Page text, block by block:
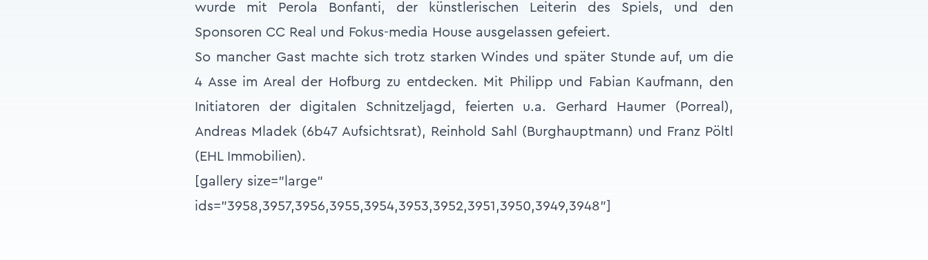
wurde mit Perola Bonfanti, der künstlerischen Leiterin des Spiels, und den
Sponsoren CC Real und Fokus-media House ausgelassen gefeiert.
So mancher Gast machte sich trotz starken Windes und später Stunde auf, um die
4 Asse im Areal der Hofburg zu entdecken. Mit Philipp und Fabian Kaufmann, den
Initiatoren der digitalen Schnitzeljagd, feierten u.a. Gerhard Haumer (Porreal),
Andreas Mladek (6b47 Aufsichtsrat), Reinhold Sahl (Burghauptmann) und Franz Pöltl
(EHL Immobilien).
[gallery size="large"
ids="3958,3957,3956,3955,3954,3953,3952,3951,3950,3949,3948"]